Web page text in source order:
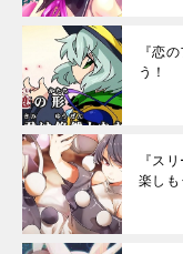
『恋
う！
『ス
楽しも